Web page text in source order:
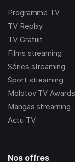
Programme TV
TV Replay
TV Gratuit
Films streaming
Séries streaming
Sport streaming
Molotov TV Awards
Mangas streaming
Actu TV
Nos offres